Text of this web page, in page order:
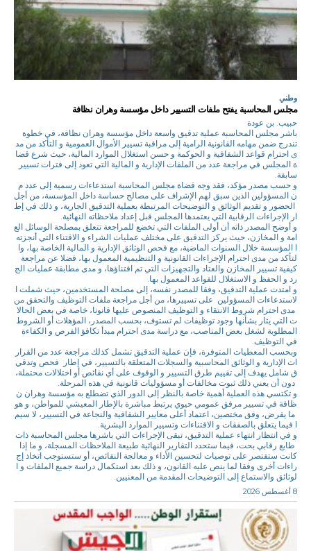
وطني
مجلس المحاسبة يفتح ملفات التسيير داخل مؤسسة وهران نظافة
حبيب. بن عودة
باشر مجلس المحاسبة عملية تدقيق واسعة داخل مؤسسة وهران نظافة، في خطوة
تندرج ضمن مهامه القانونية الرامية إلى مراقبة تسيير الأموال العمومية و التأكد من مد
ى احترام قواعد الشفافية و الحوكمة و حسن استغلال الموارد المالية، حيث شرع قضا
ة المجلس في مراجعة عدد من الملفات الإدارية و المالية التي تعود إلى فترات تسيير
سابقة.
و حسب مصدر مؤكد، فقد وجه قضاة مجلس المحاسبة استدعاءات رسمية إلى عدد م
ن المسؤولين الذين سبق لهم الإشراف على مصالح حساسة داخل المؤسسة، من أجل
الحضور و تقديم الوثائق و التوضيحات المرتبطة بعملية التدقيق الجارية، و ذلك في إط
ار الإجراءات الرقابية التي يعتمدها المجلس قبل إعداد ملاحظاته النهائية.
و أوضح المصدر ذاته أن أولى الملفات التي تخضع للمراجعة تتعلق بمصلحة الوسائل الع
امة و المخازن، حيث يركز التدقيق على مختلف عمليات الشراء و الاقتناء التي أنجزته
ا المؤسسة خلال السنوات الماضية، مع فحص الوثائق الإدارية و المالية الخاصة بها، وا
لتأكد من مدى احترام الإجراءات القانونية و التنظيمية المعمول بها، فضلا عن مراجعة
كيفية تسيير المخازن والعتاد والتجهيزات التي تم اقتناؤها، و مدى مطابقة عمليات الج
رد و الحفظ و الاستغلال للقواعد المعمول بها.
و امتدت عملية التدقيق، وفقا للمصدر نفسه، إلى مصلحة المستخدمين، حيث شملت ا
لاستدعاءات المسؤولين على تسييرها، من أجل مراجعة ملفات التوظيف والتحقق من
مدى احترام شروط الانتقاء و التوظيف المنصوص عليها قانونا، خاصة في بعض الحالا
ت التي يثار بشأنها وجود توظيفات لم تستوف، بحسب المصدر، المؤهلات أو الشروط
المطلوبة لشغل بعض المناصب، مع دراسة مدى احترام مبدأ تكافؤ الفرص و الكفاءة
في التوظيف.
وبحسب المعطيات المتوفرة، فإن عملية التدقيق تشمل كذلك مراجعة عدد من القرار
ات الإدارية و الوثائق المحاسبية والسجلات المتعلقة بالتسيير، في إطار فحص وتدقي
ق شامل يهدف إلى تقييم طرق التسيير و الوقوف على أي نقائص أو اختلالات محتملة،
دون أن يعني ذلك ثبوت مخالفات أو مسؤوليات قانونية في هذه المرحلة.
و تكتسي هذه العملية أهمية خاصة بالنظر إلى الدور الذي تضطلع به مؤسسة وهران ن
ظافة في تسيير مرفق عمومي حيوي يرتبط مباشرة بالإطار المعيشي للمواطن، و هو
ما يفرض، وفق مختصين، اعتماد أعلى معايير الشفافية والنجاعة في التسيير، لا سيم
ا فيما يتعلق بالصفقات و الاقتناءات وتسيير الموارد البشرية.
و في انتظار انتهاء عملية التدقيق، تبقى الإجراءات التي باشرها مجلس المحاسبة ذات
طابع رقابي بحت، فيما ستحدد التقارير النهائية طبيعة الملاحظات المسجلة، و ما إذا
كانت ستقتصر على توصيات لتحسين الأداء و معالجة النقائص، أو ستستوجب اتخاذ إج
راءات أخرى وفقا لما ينص عليه القانون، و ذلك بعد استكمال دراسة جميع الملفات و ا
لوثائق والاستماع إلى التوضيحات المقدمة من المعنيين.
8 أغسطس 2026